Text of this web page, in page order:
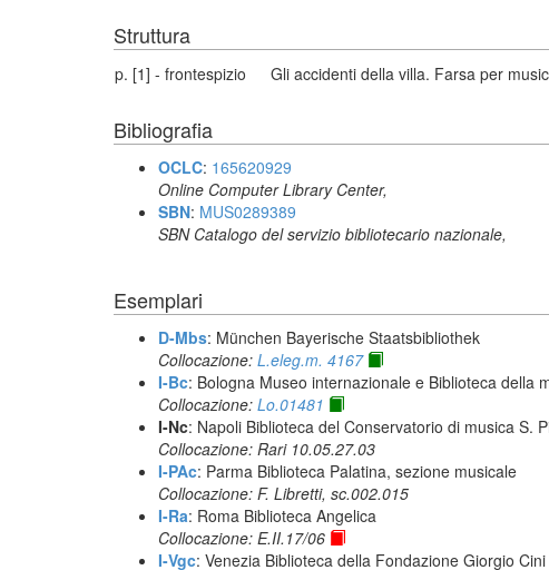
Struttura
p. [1] - frontespizio Gli accidenti della villa. Farsa per
Bibliografia
OCLC: 165620929
Online Computer Library Center,
SBN: MUS0289389
SBN Catalogo del servizio bibliotecario nazionale,
Esemplari
D-Mbs: München Bayerische Staatsbibliothek
Collocazione: L.eleg.m. 4167
I-Bc: Bologna Museo internazionale e Biblioteca della
Collocazione: Lo.01481
I-Nc: Napoli Biblioteca del Conservatorio di musica S.
Collocazione: Rari 10.05.27.03
I-PAc: Parma Biblioteca Palatina, sezione musicale
Collocazione: F. Libretti, sc.002.015
I-Ra: Roma Biblioteca Angelica
Collocazione: E.II.17/06
I-Vgc: Venezia Biblioteca della Fondazione Giorgio Cini